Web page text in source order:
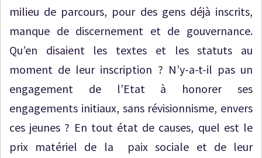
milieu de parcours, pour des gens déjà inscrits,
manque de discernement et de gouvernance.
Qu’en disaient les textes et les statuts au
moment de leur inscription ? N’y-a-t-il pas un
engagement de l’Etat à honorer ses
engagements initiaux, sans révisionnisme, envers
ces jeunes ? En tout état de causes, quel est le
prix matériel de la paix sociale et de leur